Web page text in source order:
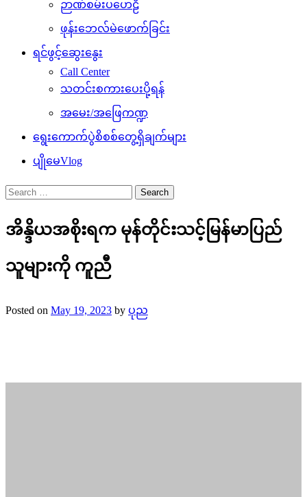
ဉာဏ်စမ်းပဟေဠိ
ဖုန်းဘေလ်မဲဖောက်ခြင်း
ရင်ဖွင့်ဆွေးနွေး
Call Center
သတင်းစကားပေးပို့ရန်
အမေး/အဖြေကဏ္ဍ
ရွေးကောက်ပွဲစိစစ်တွေ့ရှိချက်များ
ပျိုမေVlog
Search
for:
အိန္ဒိယအစိုးရက မုန်တိုင်းသင့်မြန်မာပြည်
သူများကို ကူညီ
Posted on May 19, 2023 by ပုည